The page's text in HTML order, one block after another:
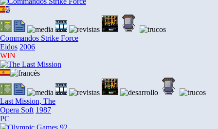
Commandos Strike Force
Eidos 2006
WIN
Last Mission, The
Opera Soft 1987
PC